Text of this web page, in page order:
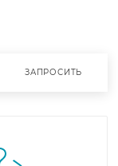
ЗАПРОСИТЬ